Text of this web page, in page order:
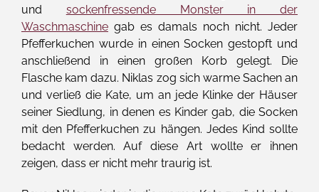
und sockenfressende Monster in der
Waschmaschinegab es damals noch nicht. Jeder
Pfefferkuchen wurde in einen Socken gestopft und
anschließend in einen großen Korb gelegt. Die
Flasche kam dazu. Niklas zog sich warme Sachen an
und verließ die Kate, um an jede Klinke der Häuser
seiner Siedlung, in denen es Kinder gab, die Socken
mit den Pfefferkuchen zu hängen. Jedes Kind sollte
bedacht werden. Auf diese Art wollte er ihnen
zeigen, dass er nicht mehr traurig ist.